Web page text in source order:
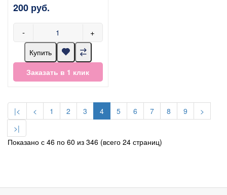
200 руб.
- +
Купить
Заказать в 1 клик
|< < 1 2 3 4 5 6 7 8 9
>
>|
Показано с 46 по 60 из 346 (всего 24 страниц)